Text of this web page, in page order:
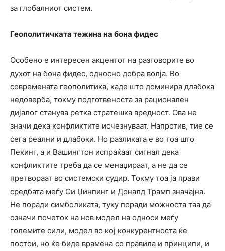
за глобалниот систем.
Геополитичката тежина на бона фидес
Особено е интересен акцентот на разговорите во
духот на бона фидес, односно добра волја. Во
современата геополитика, каде што доминира длабока
недоверба, токму подготвеноста за рационален
дијалог станува ретка стратешка вредност. Ова не
значи дека конфликтите исчезнуваат. Напротив, тие се
сега реални и длабоки. Но разликата е во тоа што
Пекинг, а и Вашингтон испраќаат сигнал дека
конфликтите треба да се менаџираат, а не да се
претвораат во системски судир. Токму тоа ја прави
средбата меѓу Си Џинпинг и Доналд Трамп значајна.
Не поради симболиката, туку поради можноста таа да
означи почеток на нов модел на односи меѓу
големите сили, модел во кој конкурентноста ќе
постои, но ќе биде врамена со правила и принципи, и